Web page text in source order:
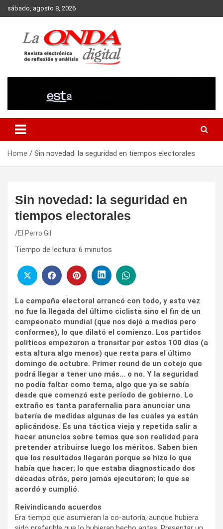
Skip
to
sábado, agosto 8, 2026
Home Sin novedad: la seguridad en tiempos electorales
Sin novedad: la seguridad en
tiempos electorales
El Perro Gil
Tiempo de lectura: 6 minutos
La campaña electoral arrancó con todo, y esta vez
no fue la llegada del último ciclista sino el fin de un
campeonato mundial (que nos dejó a medias pero
conformes), lo que dilató el comienzo. Los partidos
políticos empezaron a transitar por estos 100 días (a
esta altura algo menos) que resta para el último
domingo de octubre. Primer round de un cotejo que
podrá llegar a tener uno más… o no. Y la seguridad
no podía faltar como tema, algo que ya se sabía
desde que comenzó este período de gobierno. Lo
extraño es tanta parafernalia para anunciar una
batería de medidas algunas de las cuales ya están
aplicándose. Es una táctica vieja y repetida salir a
hacer anuncios sobre temas que son realidad para
pretender atribuirse luego los méritos. Saben bien
que los resultados llegarán porque se hizo lo que
había que hacer; lo que estaba diagnosticado dos
décadas atrás, pero jamás ejecutaron; lo que se
acordó y cumplió.
Reivindicando acuerdos
Era tiempo que asumieran la co-autoría, aunque hubiera